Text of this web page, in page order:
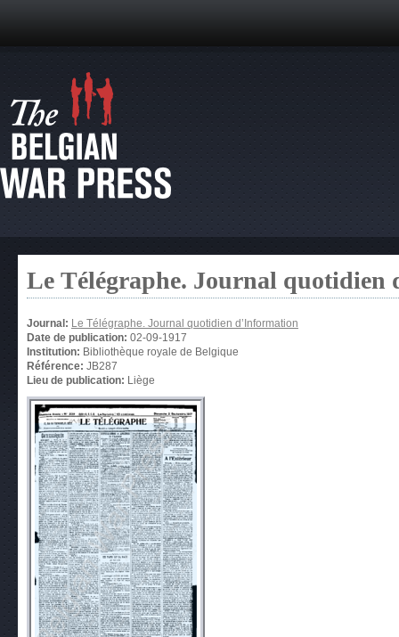
Le Télégraphe. Journal quotidien
Journal: Le Télégraphe. Journal quotidien d’Information
Date de publication: 02-09-1917
Institution: Bibliothèque royale de Belgique
Référence: JB287
Lieu de publication: Liège